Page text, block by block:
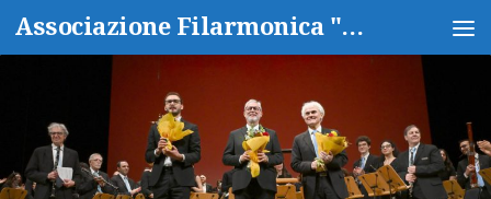
Salta al contenuto Associazione Filarmonica "Isidoro Capitanio"